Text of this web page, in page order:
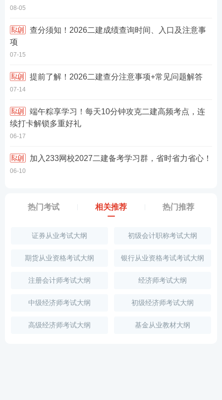
08-05
项
07-15
提前了解！2026二建查分注意事项+常见问题解答
07-14
续打卡解锁多重好礼
06-17
加入233网校2027二建备考学习群，省时省力省心！
06-10
热门考试 相关推荐 热门推荐
证券从业考试大纲 初级会计职称考试大纲
期货从业资格考试大纲 银行从业资格考试考试大纲
注册会计师考试大纲 经济师考试大纲
中级经济师考试大纲 初级经济师考试大纲
高级经济师考试大纲 基金从业教材大纲